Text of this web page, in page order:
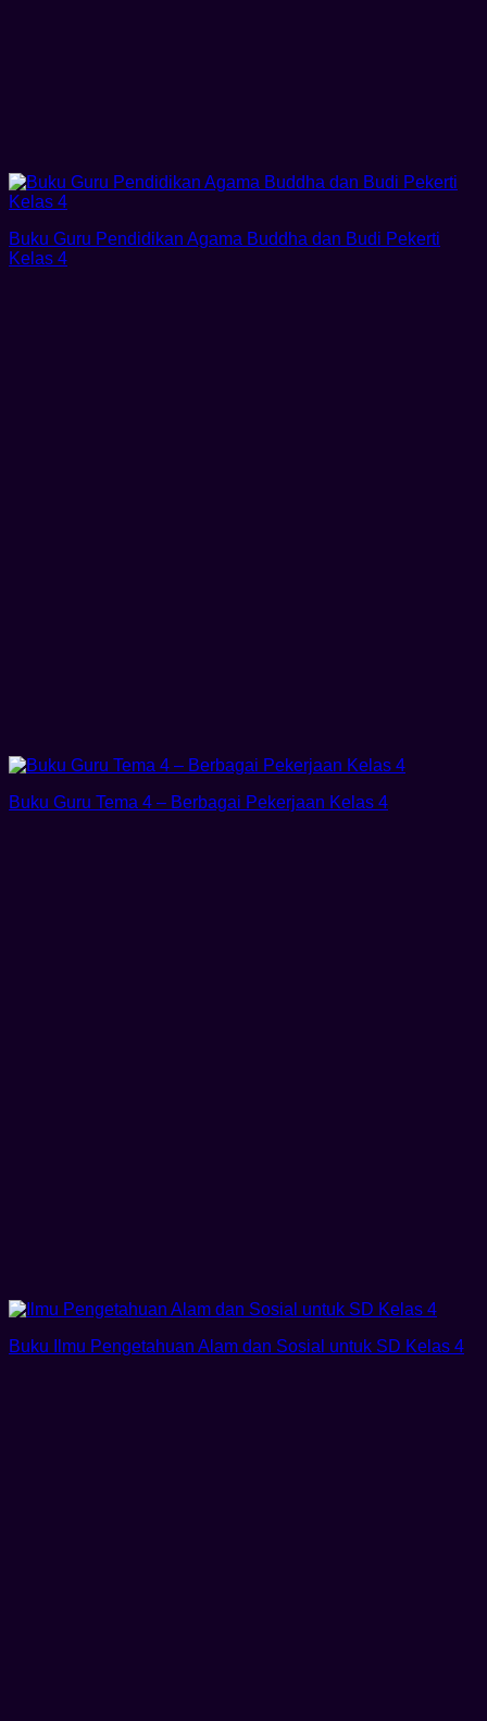
Buku Guru Pendidikan Agama Buddha dan Budi Pekerti
Kelas 4
Buku Guru Tema 4 – Berbagai Pekerjaan Kelas 4
Buku Ilmu Pengetahuan Alam dan Sosial untuk SD Kelas 4